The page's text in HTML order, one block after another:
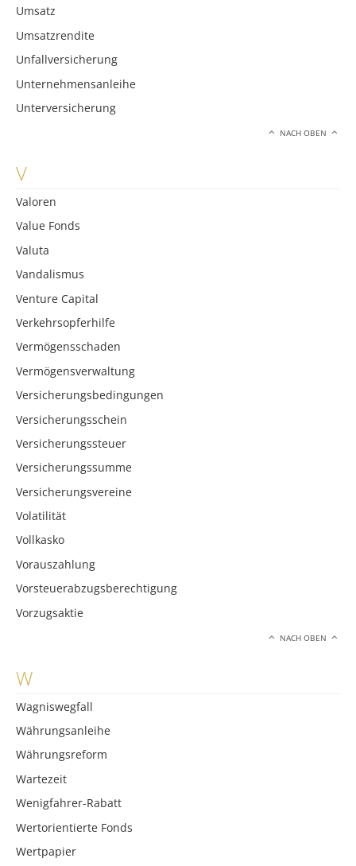
Umsatz
Umsatzrendite
Unfallversicherung
Unternehmensanleihe
Unterversicherung
NACH OBEN
V
Valoren
Value Fonds
Valuta
Vandalismus
Venture Capital
Verkehrsopferhilfe
Vermögensschaden
Vermögensverwaltung
Versicherungsbedingungen
Versicherungsschein
Versicherungssteuer
Versicherungssumme
Versicherungsvereine
Volatilität
Vollkasko
Vorauszahlung
Vorsteuerabzugsberechtigung
Vorzugsaktie
NACH OBEN
W
Wagniswegfall
Währungsanleihe
Währungsreform
Wartezeit
Wenigfahrer-Rabatt
Wertorientierte Fonds
Wertpapier